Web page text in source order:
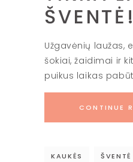
ŠVENTĖ!
Užgavėnių laužas,
šokiai, žaidimai ir
puikus laikas
CONTINUE
KAUKĖS ŠVENTĖ